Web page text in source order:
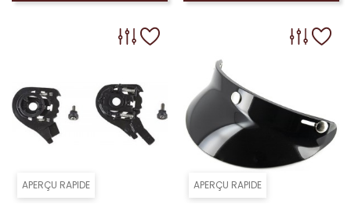
APERÇU RAPIDE APERÇU RAPIDE